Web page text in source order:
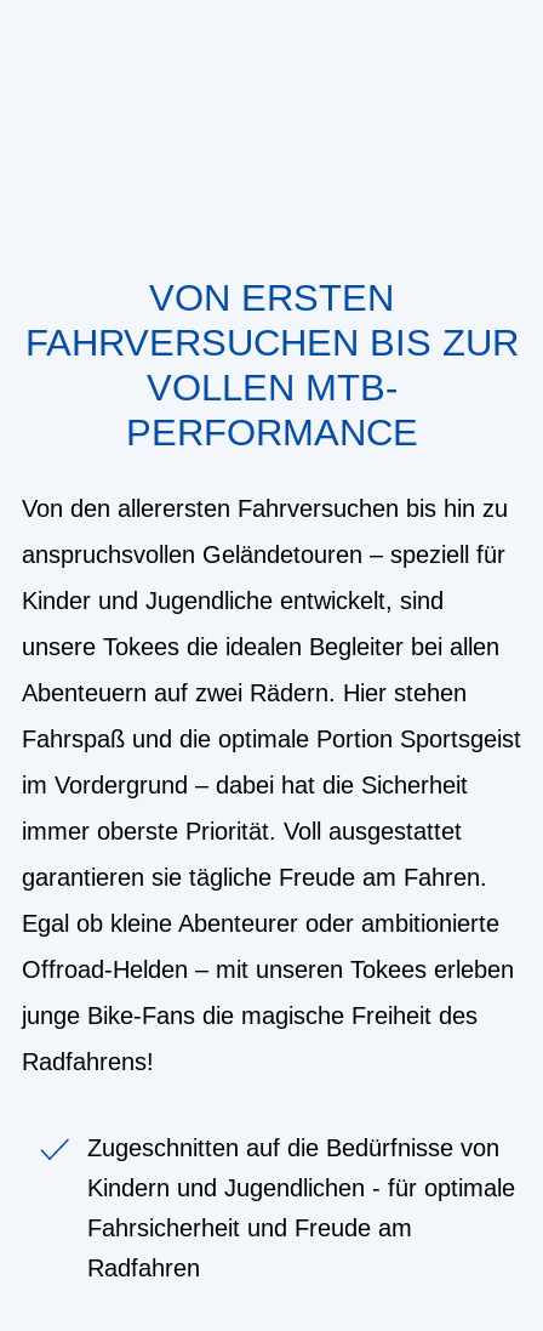
VON ERSTEN
FAHRVERSUCHEN BIS ZUR
VOLLEN MTB-
PERFORMANCE
Von den allerersten Fahrversuchen bis hin zu
anspruchsvollen Geländetouren – speziell für
Kinder und Jugendliche entwickelt, sind
unsere Tokees die idealen Begleiter bei allen
Abenteuern auf zwei Rädern. Hier stehen
Fahrspaß und die optimale Portion Sportsgeist
im Vordergrund – dabei hat die Sicherheit
immer oberste Priorität. Voll ausgestattet
garantieren sie tägliche Freude am Fahren.
Egal ob kleine Abenteurer oder ambitionierte
Offroad-Helden – mit unseren Tokees erleben
junge Bike-Fans die magische Freiheit des
Radfahrens!
Zugeschnitten auf die Bedürfnisse von
Kindern und Jugendlichen - für optimale
Fahrsicherheit und Freude am
Radfahren